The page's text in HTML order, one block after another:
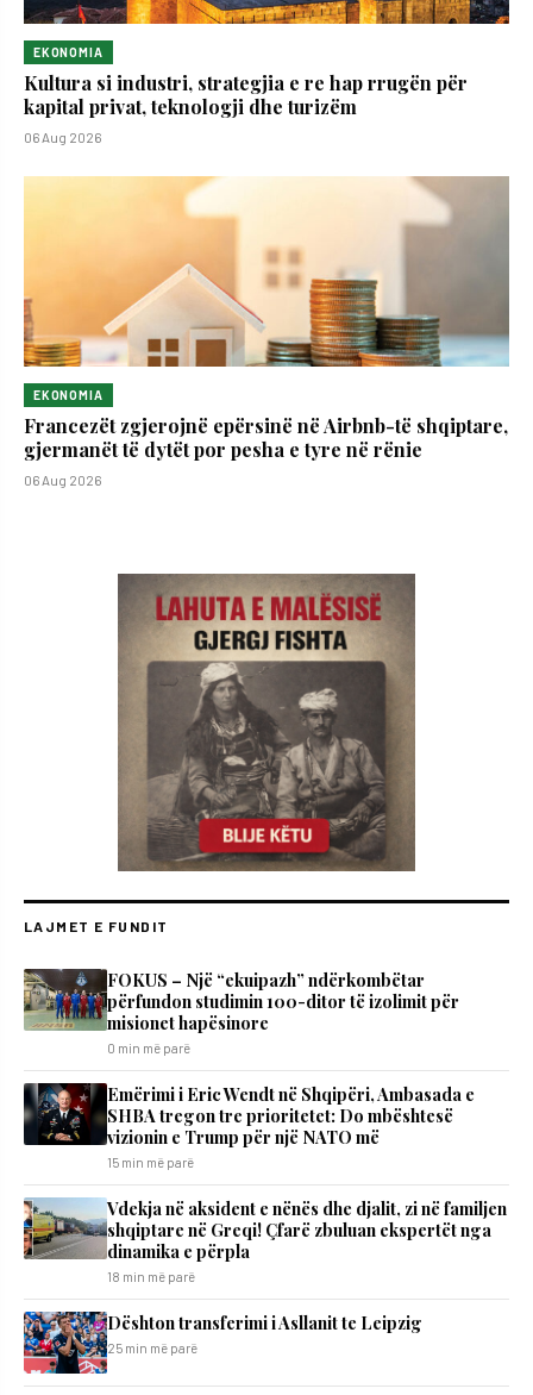
EKONOMIA
Kultura si industri, strategjia e re hap rrugën për
kapital privat, teknologji dhe turizëm
06 Aug 2026
EKONOMIA
Francezët zgjerojnë epërsinë në Airbnb-të shqiptare,
gjermanët të dytët por pesha e tyre në rënie
06 Aug 2026
LAJMET E FUNDIT
FOKUS – Një “ekuipazh” ndërkombëtar
përfundon studimin 100-ditor të izolimit për
misionet hapësinore
0 min më parë
Emërimi i Eric Wendt në Shqipëri, Ambasada e
SHBA tregon tre prioritetet: Do mbështesë
vizionin e Trump për një NATO më
15 min më parë
Vdekja në aksident e nënës dhe djalit, zi në familjen
shqiptare në Greqi! Çfarë zbuluan ekspertët nga
dinamika e përpla
18 min më parë
Dështon transferimi i Asllanit te Leipzig
25 min më parë